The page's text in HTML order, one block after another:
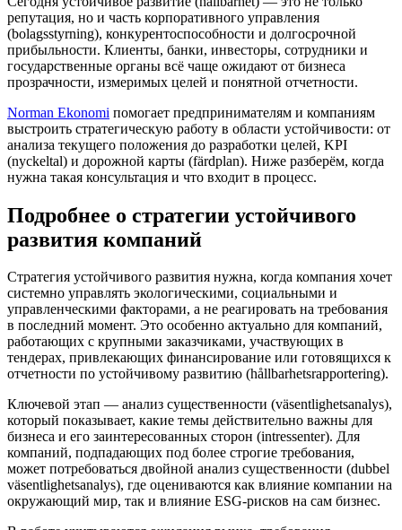
репутация, но и часть корпоративного управления
(bolagsstyrning), конкурентоспособности и долгосрочной
прибыльности. Клиенты, банки, инвесторы, сотрудники и
государственные органы всё чаще ожидают от бизнеса
прозрачности, измеримых целей и понятной отчетности.
Norman Ekonomi помогает предпринимателям и компаниям
выстроить стратегическую работу в области устойчивости: от
анализа текущего положения до разработки целей, KPI
(nyckeltal) и дорожной карты (färdplan). Ниже разберём, когда
нужна такая консультация и что входит в процесс.
Подробнее о стратегии устойчивого
развития компаний
Стратегия устойчивого развития нужна, когда компания хочет
системно управлять экологическими, социальными и
управленческими факторами, а не реагировать на требования
в последний момент. Это особенно актуально для компаний,
работающих с крупными заказчиками, участвующих в
тендерах, привлекающих финансирование или готовящихся к
отчетности по устойчивому развитию (hållbarhetsrapportering).
Ключевой этап — анализ существенности (väsentlighetsanalys),
который показывает, какие темы действительно важны для
бизнеса и его заинтересованных сторон (intressenter). Для
компаний, подпадающих под более строгие требования,
может потребоваться двойной анализ существенности (dubbel
väsentlighetsanalys), где оцениваются как влияние компании на
окружающий мир, так и влияние ESG-рисков на сам бизнес.